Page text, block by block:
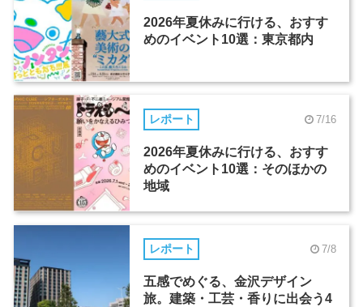
2026年夏休みに行ける、おすす
めのイベント10選：東京都内
レポート 7/16
2026年夏休みに行ける、おすす
めのイベント10選：そのほかの
地域
レポート 7/8
五感でめぐる、金沢デザイン
旅。建築・工芸・香りに出会う4